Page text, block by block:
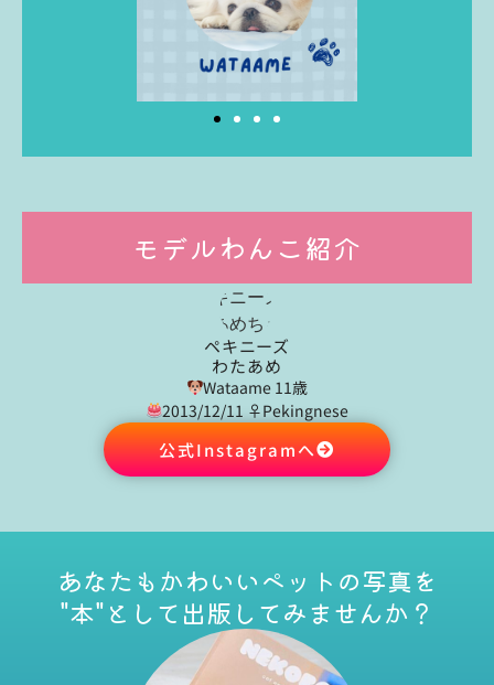
モデルわんこ紹介
ペキニーズ
わたあめ
Wataame 11歳
2013/12/11 ♀Pekingnese
公式Instagramへ
あなたもかわいいペットの写真を
"本"として出版してみませんか？